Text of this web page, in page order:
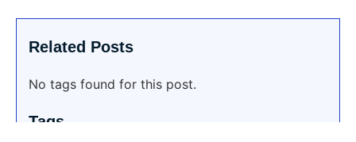
Related Posts
No tags found for this post.
Tags